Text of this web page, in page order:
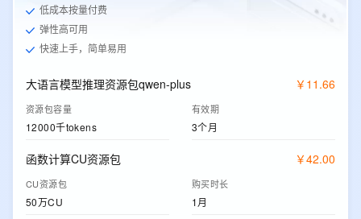
低成本按量付费
弹性高可用
快速上手，简单易用
大语言模型推理资源包qwen-plus ￥ 11 .66
资源包容量
12000千tokens
有效期
3个月
函数计算CU资源包 ￥42.00
CU资源包
50万CU
购买时长
1月